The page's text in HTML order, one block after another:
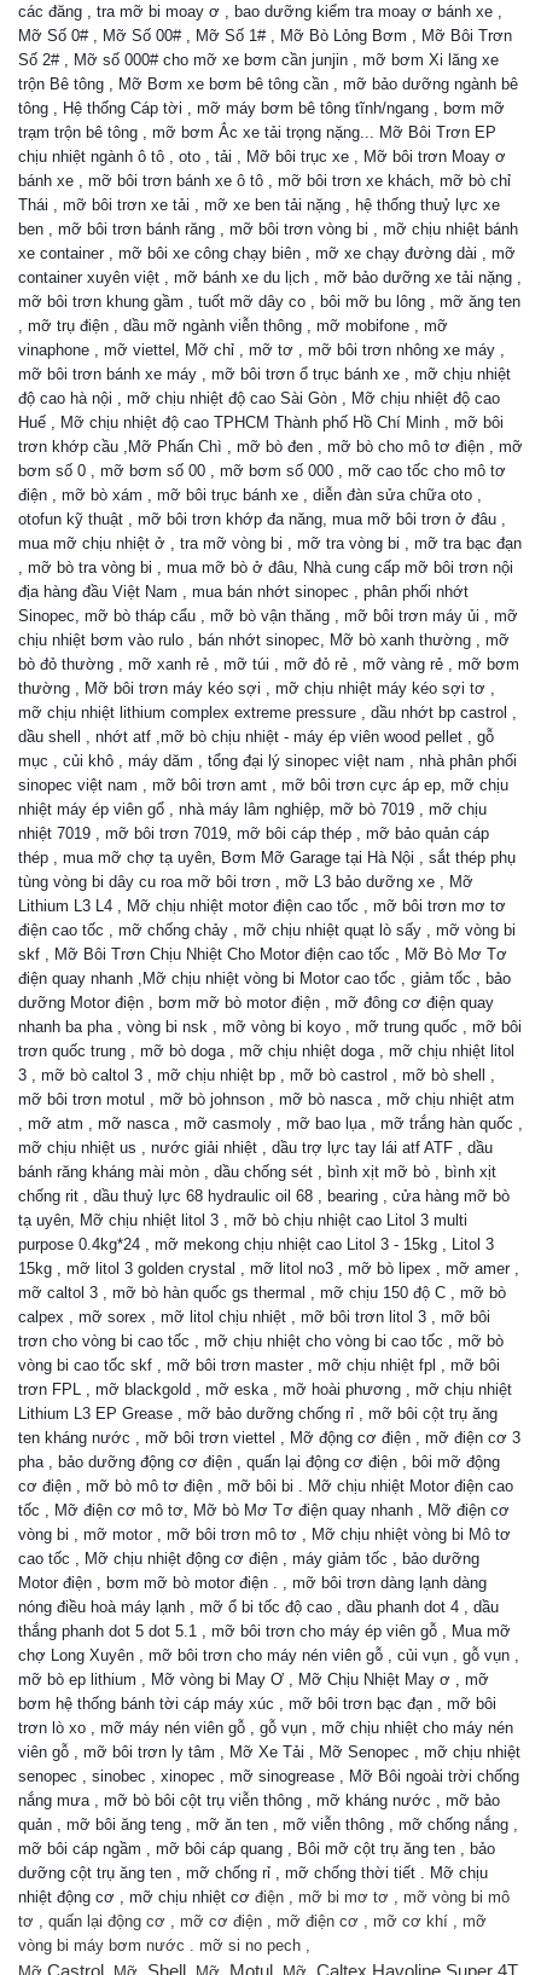
các đăng , tra mỡ bi moay ơ , bao dưỡng kiểm tra moay ơ bánh xe ,
Mỡ Số 0# , Mỡ Số 00# , Mỡ Số 1# , Mỡ Bò Lỏng Bơm , Mỡ Bôi Trơn
Số 2# , Mỡ số 000# cho mỡ xe bơm cần junjin , mỡ bơm Xi lăng xe
trộn Bê tông , Mỡ Bơm xe bơm bê tông cần , mỡ bảo dưỡng ngành bê
tông , Hệ thống Cáp tời , mỡ máy bơm bê tông tĩnh/ngang , bơm mỡ
trạm trộn bê tông , mỡ bơm Ắc xe tải trọng nặng... Mỡ Bôi Trơn EP
chịu nhiệt ngành ô tô , oto , tải , Mỡ bôi trục xe , Mỡ bôi trơn Moay ơ
bánh xe , mỡ bôi trơn bánh xe ô tô , mỡ bôi trơn xe khách, mỡ bò chỉ
Thái , mỡ bôi trơn xe tải , mỡ xe ben tải nặng , hệ thống thuỷ lực xe
ben , mỡ bôi trơn bánh răng , mỡ bôi trơn vòng bi , mỡ chịu nhiệt bánh
xe container , mỡ bôi xe công chạy biên , mỡ xe chạy đường dài , mỡ
container xuyên việt , mỡ bánh xe du lịch , mỡ bảo dưỡng xe tải nặng ,
mỡ bôi trơn khung gầm , tuốt mỡ dây co , bôi mỡ bu lông , mỡ ăng ten
, mỡ trụ điện , dầu mỡ ngành viễn thông , mỡ mobifone , mỡ
vinaphone , mỡ viettel, Mỡ chỉ , mỡ tơ , mỡ bôi trơn nhông xe máy ,
mỡ bôi trơn bánh xe máy , mỡ bôi trơn ổ trục bánh xe , mỡ chịu nhiệt
độ cao hà nội , mỡ chịu nhiệt độ cao Sài Gòn , Mỡ chịu nhiệt độ cao
Huế , Mỡ chịu nhiệt độ cao TPHCM Thành phố Hồ Chí Minh , mỡ bôi
trơn khớp cầu ,Mỡ Phấn Chì , mỡ bò đen , mỡ bò cho mô tơ điện , mỡ
bơm số 0 , mỡ bơm số 00 , mỡ bơm số 000 , mỡ cao tốc cho mô tơ
điện , mỡ bò xám , mỡ bôi trục bánh xe , diễn đàn sửa chữa oto ,
otofun kỹ thuật , mỡ bôi trơn khớp đa năng, mua mỡ bôi trơn ở đâu ,
mua mỡ chịu nhiệt ở , tra mỡ vòng bi , mỡ tra vòng bi , mỡ tra bạc đạn
, mỡ bò tra vòng bi , mua mỡ bò ở đâu, Nhà cung cấp mỡ bôi trơn nội
địa hàng đầu Việt Nam , mua bán nhớt sinopec , phân phối nhớt
Sinopec, mỡ bò tháp cẩu , mỡ bò vận thăng , mỡ bôi trơn máy ủi , mỡ
chịu nhiệt bơm vào rulo , bán nhớt sinopec, Mỡ bò xanh thường , mỡ
bò đỏ thường , mỡ xanh rẻ , mỡ túi , mỡ đỏ rẻ , mỡ vàng rẻ , mỡ bơm
thường , Mỡ bôi trơn máy kéo sợi , mỡ chịu nhiệt máy kéo sợi tơ ,
mỡ chịu nhiệt lithium complex extreme pressure , dầu nhớt bp castrol ,
dầu shell , nhớt atf ,mỡ bò chịu nhiệt - máy ép viên wood pellet , gỗ
mục , củi khô , máy dăm , tổng đại lý sinopec việt nam , nhà phân phối
sinopec việt nam , mỡ bôi trơn amt , mỡ bôi trơn cực áp ep, mỡ chịu
nhiệt máy ép viên gổ , nhà máy lâm nghiệp, mỡ bò 7019 , mỡ chịu
nhiệt 7019 , mỡ bôi trơn 7019, mỡ bôi cáp thép , mỡ bảo quản cáp
thép , mua mỡ chợ tạ uyên, Bơm Mỡ Garage tại Hà Nội , sắt thép phụ
tùng vòng bi dây cu roa mỡ bôi trơn , mỡ L3 bảo dưỡng xe , Mỡ
Lithium L3 L4 , Mỡ chịu nhiệt motor điện cao tốc , mỡ bôi trơn mơ tơ
điện cao tốc , mỡ chống chảy , mỡ chịu nhiệt quạt lò sấy , mỡ vòng bi
skf , Mỡ Bôi Trơn Chịu Nhiệt Cho Motor điện cao tốc , Mỡ Bò Mơ Tơ
điện quay nhanh ,Mỡ chịu nhiệt vòng bi Motor cao tốc , giảm tốc , bảo
dưỡng Motor điện , bơm mỡ bò motor điện , mỡ đông cơ điện quay
nhanh ba pha , vòng bi nsk , mỡ vòng bi koyo , mỡ trung quốc , mỡ bôi
trơn quốc trung , mỡ bò doga , mỡ chịu nhiệt doga , mỡ chịu nhiệt litol
3 , mỡ bò caltol 3 , mỡ chịu nhiệt bp , mỡ bò castrol , mỡ bò shell ,
mỡ bôi trơn motul , mỡ bò johnson , mỡ bò nasca , mỡ chịu nhiệt atm
, mỡ atm , mỡ nasca , mỡ casmoly , mỡ bao lụa , mỡ trắng hàn quốc ,
mỡ chịu nhiệt us , nước giải nhiệt , dầu trợ lực tay lái atf ATF , dầu
bánh răng kháng mài mòn , dầu chống sét , bình xịt mỡ bò , bình xịt
chống rit , dầu thuỷ lực 68 hydraulic oil 68 , bearing , cửa hàng mỡ bò
tạ uyên, Mỡ chịu nhiệt litol 3 , mỡ bò chịu nhiệt cao Litol 3 multi
purpose 0.4kg*24 , mỡ mekong chịu nhiệt cao Litol 3 - 15kg , Litol 3
15kg , mỡ litol 3 golden crystal , mỡ litol no3 , mỡ bò lipex , mỡ amer ,
mỡ caltol 3 , mỡ bò hàn quốc gs thermal , mỡ chịu 150 độ C , mỡ bò
calpex , mỡ sorex , mỡ litol chịu nhiệt , mỡ bôi trơn litol 3 , mỡ bôi
trơn cho vòng bi cao tốc , mỡ chịu nhiệt cho vòng bi cao tốc , mỡ bò
vòng bi cao tốc skf , mỡ bôi trơn master , mỡ chịu nhiệt fpl , mỡ bôi
trơn FPL , mỡ blackgold , mỡ eska , mỡ hoài phương , mỡ chịu nhiệt
Lithium L3 EP Grease , mỡ bảo dưỡng chống rỉ , mỡ bôi cột trụ ăng
ten kháng nước , mỡ bôi trơn viettel , Mỡ động cơ điện , mỡ điện cơ 3
pha , bảo dưỡng động cơ điện , quấn lại động cơ điện , bôi mỡ động
cơ điện , mỡ bò mô tơ điện , mỡ bôi bi . Mỡ chịu nhiệt Motor điện cao
tốc , Mỡ điện cơ mô tơ, Mỡ bò Mơ Tơ điện quay nhanh , Mỡ điện cơ
vòng bi , mỡ motor , mỡ bôi trơn mô tơ , Mỡ chịu nhiệt vòng bi Mô tơ
cao tốc , Mỡ chịu nhiệt động cơ điện , máy giảm tốc , bảo dưỡng
Motor điện , bơm mỡ bò motor điện . , mỡ bôi trơn dàng lạnh dàng
nóng điều hoà máy lạnh , mỡ ổ bi tốc độ cao , dầu phanh dot 4 , dầu
thắng phanh dot 5 dot 5.1 , mỡ bôi trơn cho máy ép viên gỗ , Mua mỡ
chợ Long Xuyên , mỡ bôi trơn cho máy nén viên gỗ , củi vụn , gỗ vụn ,
mỡ bò ep lithium , Mỡ vòng bi May Ơ , Mỡ Chịu Nhiệt May ơ , mỡ
bơm hệ thống bánh tời cáp máy xúc , mỡ bôi trơn bạc đạn , mỡ bôi
trơn lò xo , mỡ máy nén viên gỗ , gỗ vụn , mỡ chịu nhiệt cho máy nén
viên gỗ , mỡ bôi trơn ly tâm , Mỡ Xe Tải , Mỡ Senopec , mỡ chịu nhiệt
senopec , sinobec , xinopec , mỡ sinogrease , Mỡ Bôi ngoài trời chống
nắng mưa , mỡ bò bôi cột trụ viễn thông , mỡ kháng nước , mỡ bảo
quản , mỡ bôi ăng teng , mỡ ăn ten , mỡ viễn thông , mỡ chống nắng ,
mỡ bôi cáp ngầm , mỡ bôi cáp quang , Bôi mỡ cột trụ ăng ten , bảo
dưỡng cột trụ ăng ten , mỡ chống rỉ , mỡ chống thời tiết . Mỡ chịu
nhiệt động cơ , mỡ chịu nhiệt cơ điện , mỡ bi mơ tơ , mỡ vòng bi mô
tơ , quấn lại động cơ , mỡ cơ điện , mỡ điện cơ , mỡ cơ khí , mỡ
vòng bi máy bơm nước . mỡ si no pech ,